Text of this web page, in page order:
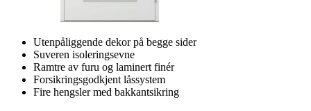
Utenpåliggende dekor på begge sider
Suveren isoleringsevne
Ramtre av furu og laminert finér
Forsikringsgodkjent låssystem
Fire hengsler med bakkantsikring